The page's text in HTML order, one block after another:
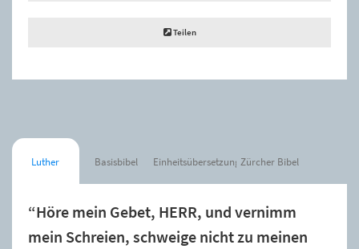
Teilen
Luther Basisbibel Einheitsübersetzung Zürcher Bibel
“Höre mein Gebet, HERR, und vernimm
mein Schreien, schweige nicht zu meinen